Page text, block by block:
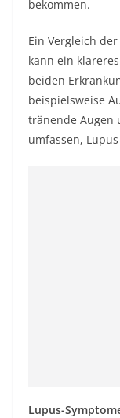
bekommen.
Ein Vergleich
kann ein
beiden
beispielsweise
tränende Augen
umfassen,
Lupus-